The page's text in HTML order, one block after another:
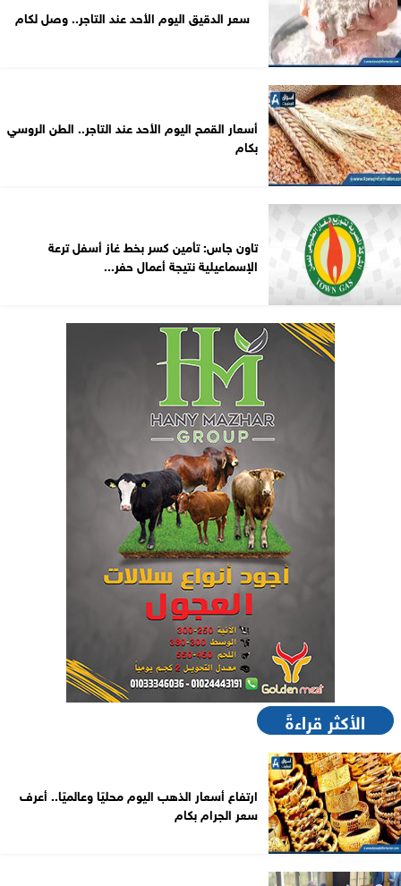
سعر الدقيق اليوم الأحد عند التاجر.. وصل لكام
أسعار القمح اليوم الأحد عند التاجر.. الطن الروسي
بكام
تاون جاس: تأمين كسر بخط غاز أسفل ترعة
الإسماعيلية نتيجة أعمال حفر...
الأكثر قراءةً
ارتفاع أسعار الذهب اليوم محليًا وعالميًا.. أعرف
سعر الجرام بكام